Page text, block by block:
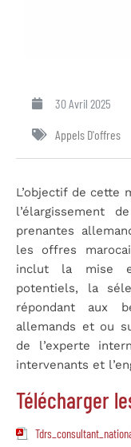
30 Avril 2025
Appels D'offres
L’objectif de cette
l’élargissement
prenantes
les offres
inclut la mise
potentiels, la
répondant aux
allemands et ou
de l’experte
intervenants et
Télécharger